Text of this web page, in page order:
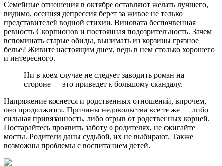
Семейные отношения в октябре оставляют желать лучшего,
видимо, осенняя депрессия берет за живое не только
представителей водной стихии. Виновата беспочвенная
ревность Скорпионов и постоянная подозрительность. Зачем
вспоминать старые обиды, вынимать из корзины грязное
белье? Живите настоящим днем, ведь в нем столько хорошего
и интересного.
Ни в коем случае не следует заводить роман на
стороне — это приведет к большому скандалу.
Напряжение коснется и родственных отношений, впрочем,
оно продолжится. Причины недовольства все те же — либо
сильная привязанность, либо отрыв от родственных корней.
Постарайтесь проявить заботу о родителях, не сжигайте
мосты. Родители даны судьбой, их не выбирают. Также
возможны проблемы с воспитанием детей.